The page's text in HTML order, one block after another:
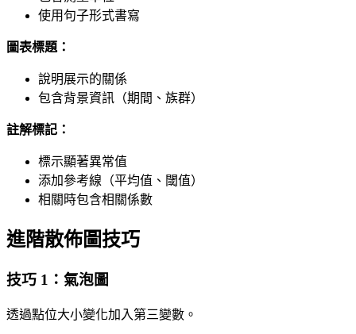
使用句子形式書寫
圖表標題：
說明展示的關係
包含背景資訊（期間、族群）
註解標記：
標示顯著異常值
添加參考線（平均值、閾值）
相關時包含相關係數
進階散佈圖技巧
技巧 1：氣泡圖
透過點位大小變化加入第三變數。